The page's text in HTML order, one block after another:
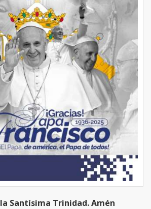
Santísima Trinidad. Amén